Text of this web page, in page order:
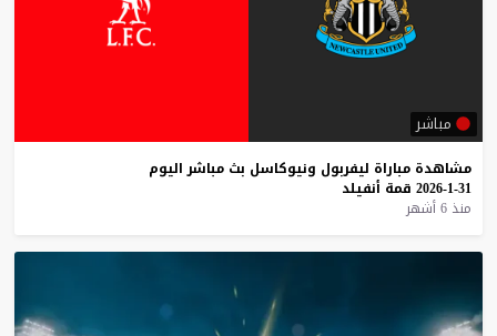
مباشر
مشاهدة مباراة ليفربول ونيوكاسل بث مباشر اليوم
31-1-2026
قمة أنفيلد
منذ 6 أشهر